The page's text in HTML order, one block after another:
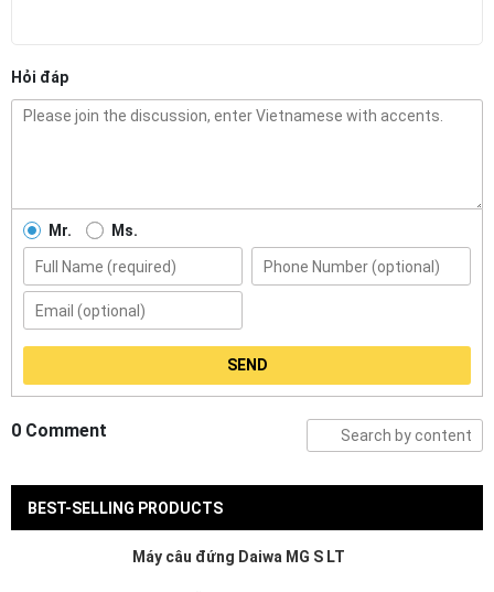
Hỏi đáp
Mr. Ms.
SEND
0 Comment
BEST-SELLING PRODUCTS
Máy câu đứng Daiwa MG S LT